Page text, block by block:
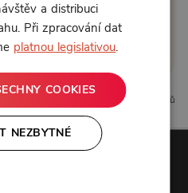
odemčení
přihlaste
0 komentářů
a distribuci
Při zpracování dat
platnou legislativou.
COOKIES
NEZBYTNÉ